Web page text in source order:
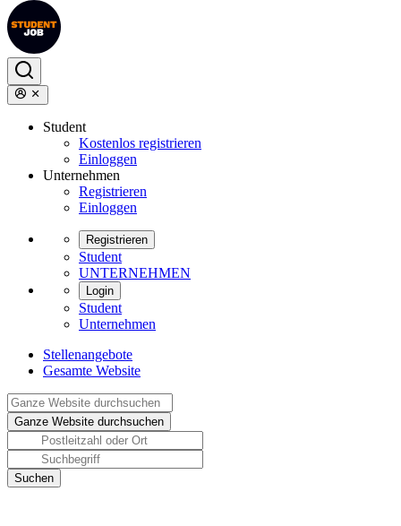
Student
Kostenlos registrieren
Einloggen
Unternehmen
Registrieren
Einloggen
Registrieren
Student
UNTERNEHMEN
Login
Student
Unternehmen
Stellenangebote
Gesamte Website